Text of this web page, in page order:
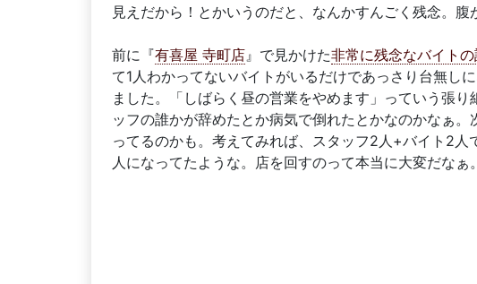
見えだから！とかいうのだと、なんかすんごく残念。腹
前に『有喜屋 寺町店』で見かけた非常に残念なバイト
て1人わかってないバイトがいるだけであっさり台無し
ました。「しばらく昼の営業をやめます」っていう張
ッフの誰かが辞めたとか病気で倒れたとかなのかなぁ
ってるのかも。考えてみれば、スタッフ2人+バイト2
人になってたような。店を回すのって本当に大変だなぁ。